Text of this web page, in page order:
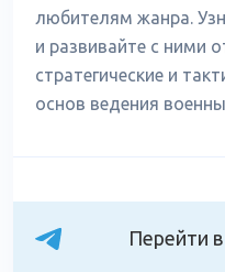
любителям жанра.
и развивайте с ними
стратегические и
основ ведения
Перейти